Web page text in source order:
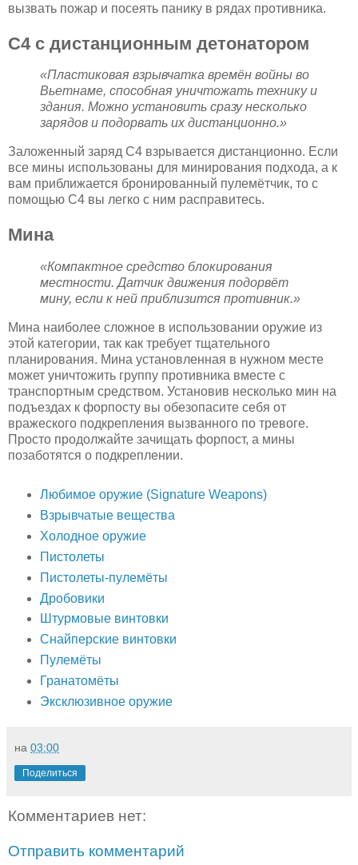
вызвать пожар и посеять панику в рядах противника.
C4 с дистанционным детонатором
«Пластиковая взрывчатка времён войны во
Вьетнаме, способная уничтожать технику и
здания. Можно установить сразу несколько
зарядов и подорвать их дистанционно.»
Заложенный заряд C4 взрывается дистанционно. Если
все мины использованы для минирования подхода, а к
вам приближается бронированный пулемётчик, то с
помощью C4 вы легко с ним расправитесь.
Мина
«Компактное средство блокирования
местности. Датчик движения подорвёт
мину, если к ней приблизится противник.»
Мина наиболее сложное в использовании оружие из
этой категории, так как требует тщательного
планирования. Мина установленная в нужном месте
может уничтожить группу противника вместе с
транспортным средством. Установив несколько мин на
подъездах к форпосту вы обезопасите себя от
вражеского подкрепления вызванного по тревоге.
Просто продолжайте зачищать форпост, а мины
позаботятся о подкреплении.
Любимое оружие (Signature Weapons)
Взрывчатые вещества
Холодное оружие
Пистолеты
Пистолеты-пулемёты
Дробовики
Штурмовые винтовки
Снайперские винтовки
Пулемёты
Гранатомёты
Эксклюзивное оружие
на 03:00
Поделиться
Комментариев нет:
Отправить комментарий